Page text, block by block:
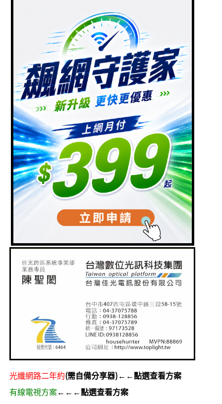
光纖網路二年約(需自備分享器)←←點選查看方案
有線電視方案←←←點選查看方案